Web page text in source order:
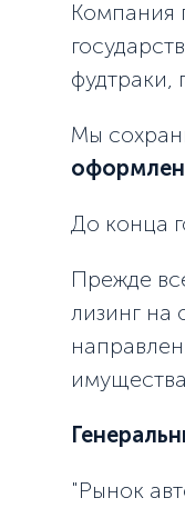
Компания
фудтраки,
Мы
До конца
Прежде
лизинг на
"Рынок